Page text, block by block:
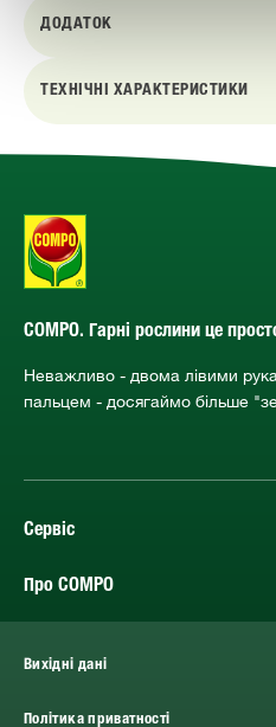
ДОДАТОК
ТЕХНІЧНІ ХАРАКТЕРИСТИКИ
COMPO. Гарні рослини це
Неважливо - двома лівими
пальцем - досягаймо більше
Сервіс
Про COMPO
Вихідні дані
Політика приватності